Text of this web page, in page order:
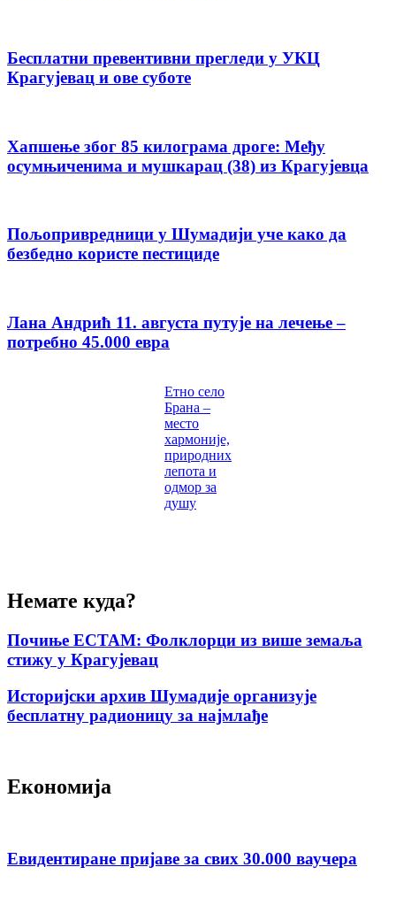
Бесплатни превентивни прегледи у УКЦ
Крагујевац и ове суботе
Хапшење због 85 килограма дроге: Међу
осумњиченима и мушкарац (38) из Крагујевца
Пољопривредници у Шумадији уче како да
безбедно користе пестициде
Лана Андрић 11. августа путује на лечење –
потребно 45.000 евра
Етно село
Брана –
место
хармоније,
природних
лепота и
одмор за
душу
Немате куда?
Почиње ЕСТАМ: Фолклорци из више земаља
стижу у Крагујевац
Историјски архив Шумадије организује
бесплатну радионицу за најмлађе
Економија
Евидентиране пријаве за свих 30.000 ваучера